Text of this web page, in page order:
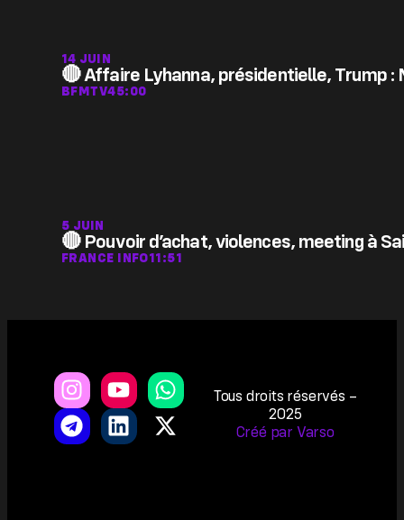
14 JUIN
🔴 Affaire Lyhanna, présidentielle, Trump :
BFMTV45:00
5 JUIN
🔴 Pouvoir d’achat, violences, meeting à
FRANCE INFO11:51
Tous droits réservés –
2025
Créé par Varso